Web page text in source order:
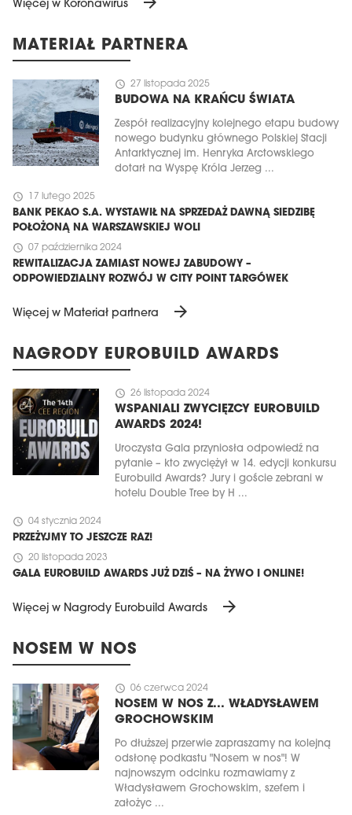
Więcej w Koronawirus
MATERIAŁ PARTNERA
schedule 27 listopada 2025
BUDOWA NA KRAŃCU ŚWIATA
Zespół realizacyjny kolejnego etapu budowy
nowego budynku głównego Polskiej Stacji
Antarktycznej im. Henryka Arctowskiego
dotarł na Wyspę Króla Jerzeg ...
schedule 17 lutego 2025
BANK PEKAO S.A. WYSTAWIŁ NA SPRZEDAŻ DAWNĄ SIEDZIBĘ
POŁOŻONĄ NA WARSZAWSKIEJ WOLI
schedule 07 października 2024
REWITALIZACJA ZAMIAST NOWEJ ZABUDOWY –
ODPOWIEDZIALNY ROZWÓJ W CITY POINT TARGÓWEK
Więcej w Materiał partnera arrow_forward
NAGRODY EUROBUILD AWARDS
schedule 26 listopada 2024
WSPANIALI ZWYCIĘZCY EUROBUILD
AWARDS 2024!
Uroczysta Gala przyniosła odpowiedź na
pytanie – kto zwyciężył w 14. edycji konkursu
Eurobuild Awards? Jury i goście zebrani w
hotelu Double Tree by H ...
schedule 04 stycznia 2024
PRZEŻYJMY TO JESZCZE RAZ!
schedule 20 listopada 2023
GALA EUROBUILD AWARDS JUŻ DZIŚ – NA ŻYWO I ONLINE!
Więcej w Nagrody Eurobuild Awards arrow_forward
NOSEM W NOS
schedule 06 czerwca 2024
NOSEM W NOS Z... WŁADYSŁAWEM
GROCHOWSKIM
Po dłuższej przerwie zapraszamy na kolejną
odsłonę podkastu "Nosem w nos"! W
najnowszym odcinku rozmawiamy z
Władysławem Grochowskim, szefem i
założyc ...